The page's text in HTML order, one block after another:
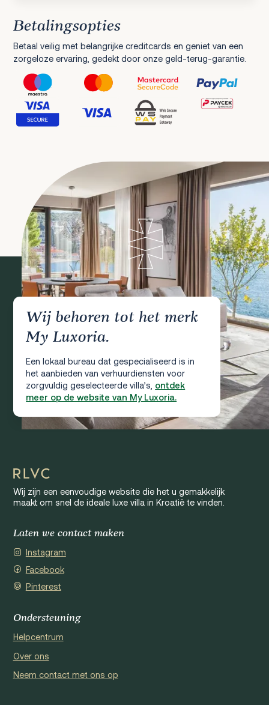
Betalingsopties
Betaal veilig met belangrijke creditcards en geniet van een
zorgeloze ervaring, gedekt door onze geld-terug-garantie.
Wij behoren tot het merk
My Luxoria.
Een lokaal bureau dat gespecialiseerd is in
het aanbieden van verhuurdiensten voor
zorgvuldig geselecteerde villa’s, ontdek
meer op de website van My Luxoria.
Wij zijn een eenvoudige website die het u gemakkelijk
maakt om snel de ideale luxe villa in Kroatië te vinden.
Laten we contact maken
Instagram
Facebook
Pinterest
Ondersteuning
Helpcentrum
Over ons
Neem contact met ons op